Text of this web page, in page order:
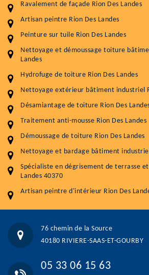
Ravalement de façade Rion Des Landes
Artisan peintre Rion Des Landes
Peinture sur tuile Rion Des Landes
Nettoyage et démoussage toiture
Landes
Hydrofuge de toiture Rion Des Landes
Nettoyage extérieur bâtiment industriel
Désamiantage de toiture Rion Des
Traitement anti-mousse Rion Des Landes
Démoussage de toiture Rion Des Landes
Nettoyage et bardage bâtiment
Spécialiste en dégrisement de terrasse
Landes 40370
Artisan peintre d'intérieur Rion Des
76 chemin de la Source
40180 RIVIERE-SAAS-ET-GOURBY
05 33 06 15 63
Entretenir votre toiture,
durabilité
Plus de 15 ans d'expérience en
Service
Nettoyageb toiture
Démoussage toiture
Traitement hydrofuge toiture
Artisant local recommander
76 chemin de la Source 40180 RIVIERE-